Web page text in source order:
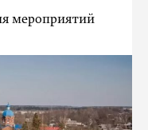
мероприятий